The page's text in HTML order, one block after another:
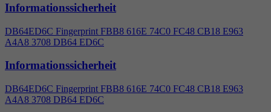
Informationssicherheit
DB64ED6C Fingerprint FBB8 616E 74C0 FC48 CB18 E963
A4A8 3708 DB64 ED6C
Informationssicherheit
DB64ED6C Fingerprint FBB8 616E 74C0 FC48 CB18 E963
A4A8 3708 DB64 ED6C